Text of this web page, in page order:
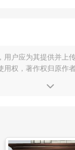
户应为其提供并上
权，著作权归原作